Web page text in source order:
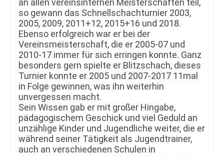
an allen vereinsinternen Meisterschaften teil,
so gewann das Schnellschachturnier 2003,
2005, 2009, 2011+12, 2015+16 und 2018.
Ebenso erfolgreich war er bei der
Vereinsmeisterschaft, die er 2005-07 und
2010-17 immer für sich erringen konnte. Ganz
besonders gern spielte er Blitzschach, dieses
Turnier konnte er 2005 und 2007-2017 11mal
in Folge gewinnen, was ihn weiterhin
unvergessen macht.
Sein Wissen gab er mit großer Hingabe,
pädagogischem Geschick und viel Geduld an
unzählige Kinder und Jugendliche weiter, die er
während seiner Tätigkeit als Jugendtrainer,
auch an verschiedenen Schulen in